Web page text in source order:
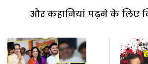
और कहानियां पढ़ने के लिए